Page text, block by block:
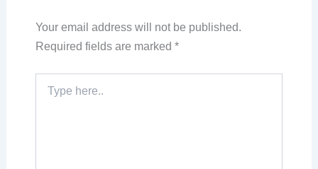
Your email address will not be published.
Required fields are marked *
here..